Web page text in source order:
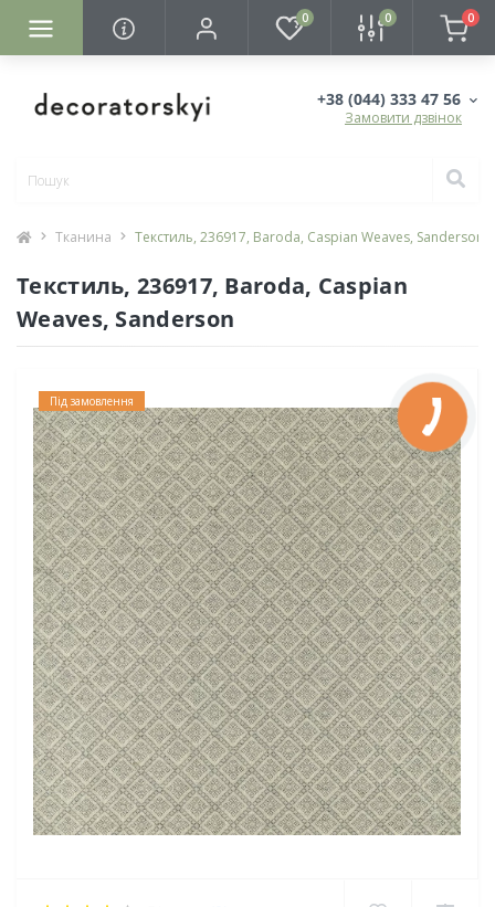
0 0 0
+38 (044) 333 47 56
Замовити дзвінок
Тканина Текстиль, 236917, Baroda, Caspian Weaves, Sanderson
Текстиль, 236917, Baroda, Caspian
Weaves, Sanderson
Під замовлення